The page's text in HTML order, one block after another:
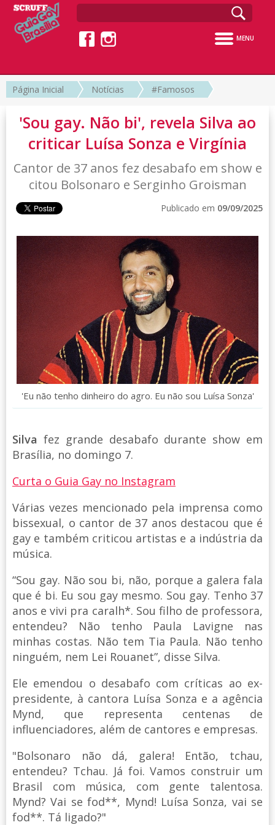
MENU
Página Inicial Notícias #Famosos
'Sou gay. Não bi', revela Silva ao
criticar Luísa Sonza e Virgínia
Cantor de 37 anos fez desabafo em show e
citou Bolsonaro e Serginho Groisman
Publicado em 09/09/2025
'Eu não tenho dinheiro do agro. Eu não sou Luísa Sonza'
Silva fez grande desabafo durante show em
Brasília, no domingo 7.
Curta o Guia Gay no Instagram
Várias vezes mencionado pela imprensa como
bissexual, o cantor de 37 anos destacou que é
gay e também criticou artistas e a indústria da
música.
“Sou gay. Não sou bi, não, porque a galera fala
que é bi. Eu sou gay mesmo. Sou gay. Tenho 37
anos e vivi pra caralh*. Sou filho de professora,
entendeu? Não tenho Paula Lavigne nas
minhas costas. Não tem Tia Paula. Não tenho
ninguém, nem Lei Rouanet”, disse Silva.
Ele emendou o desabafo com críticas ao ex-
presidente, à cantora Luísa Sonza e a agência
Mynd, que representa centenas de
influenciadores, além de cantores e empresas.
"Bolsonaro não dá, galera! Então, tchau,
entendeu? Tchau. Já foi. Vamos construir um
Brasil com música, com gente talentosa.
Mynd? Vai se fod**, Mynd! Luísa Sonza, vai se
fod**. Tá ligado?"